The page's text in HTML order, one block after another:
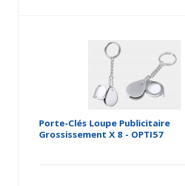
Porte-Clés Loupe Publicitaire
Grossissement X 8 - OPTI57